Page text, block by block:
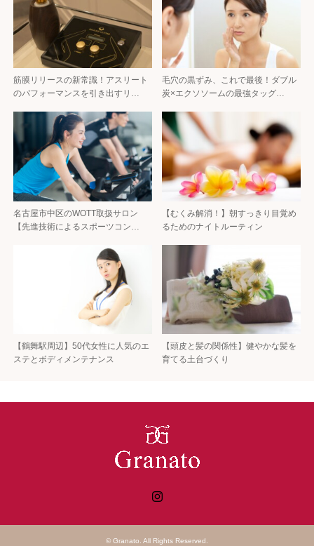
筋膜リリースの新常識！アスリート
のパフォーマンスを引き出すリ…
毛穴の黒ずみ、これで最後！ダブル
炭×エクソソームの最強タッグ…
名古屋市中区のWOTT取扱サロン
【先進技術によるスポーツコン…
【むくみ解消！】朝すっきり目覚め
るためのナイトルーティン
【鶴舞駅周辺】50代女性に人気のエ
ステとボディメンテナンス
【頭皮と髪の関係性】健やかな髪を
育てる土台づくり
© Granato . All Rights Reserved.